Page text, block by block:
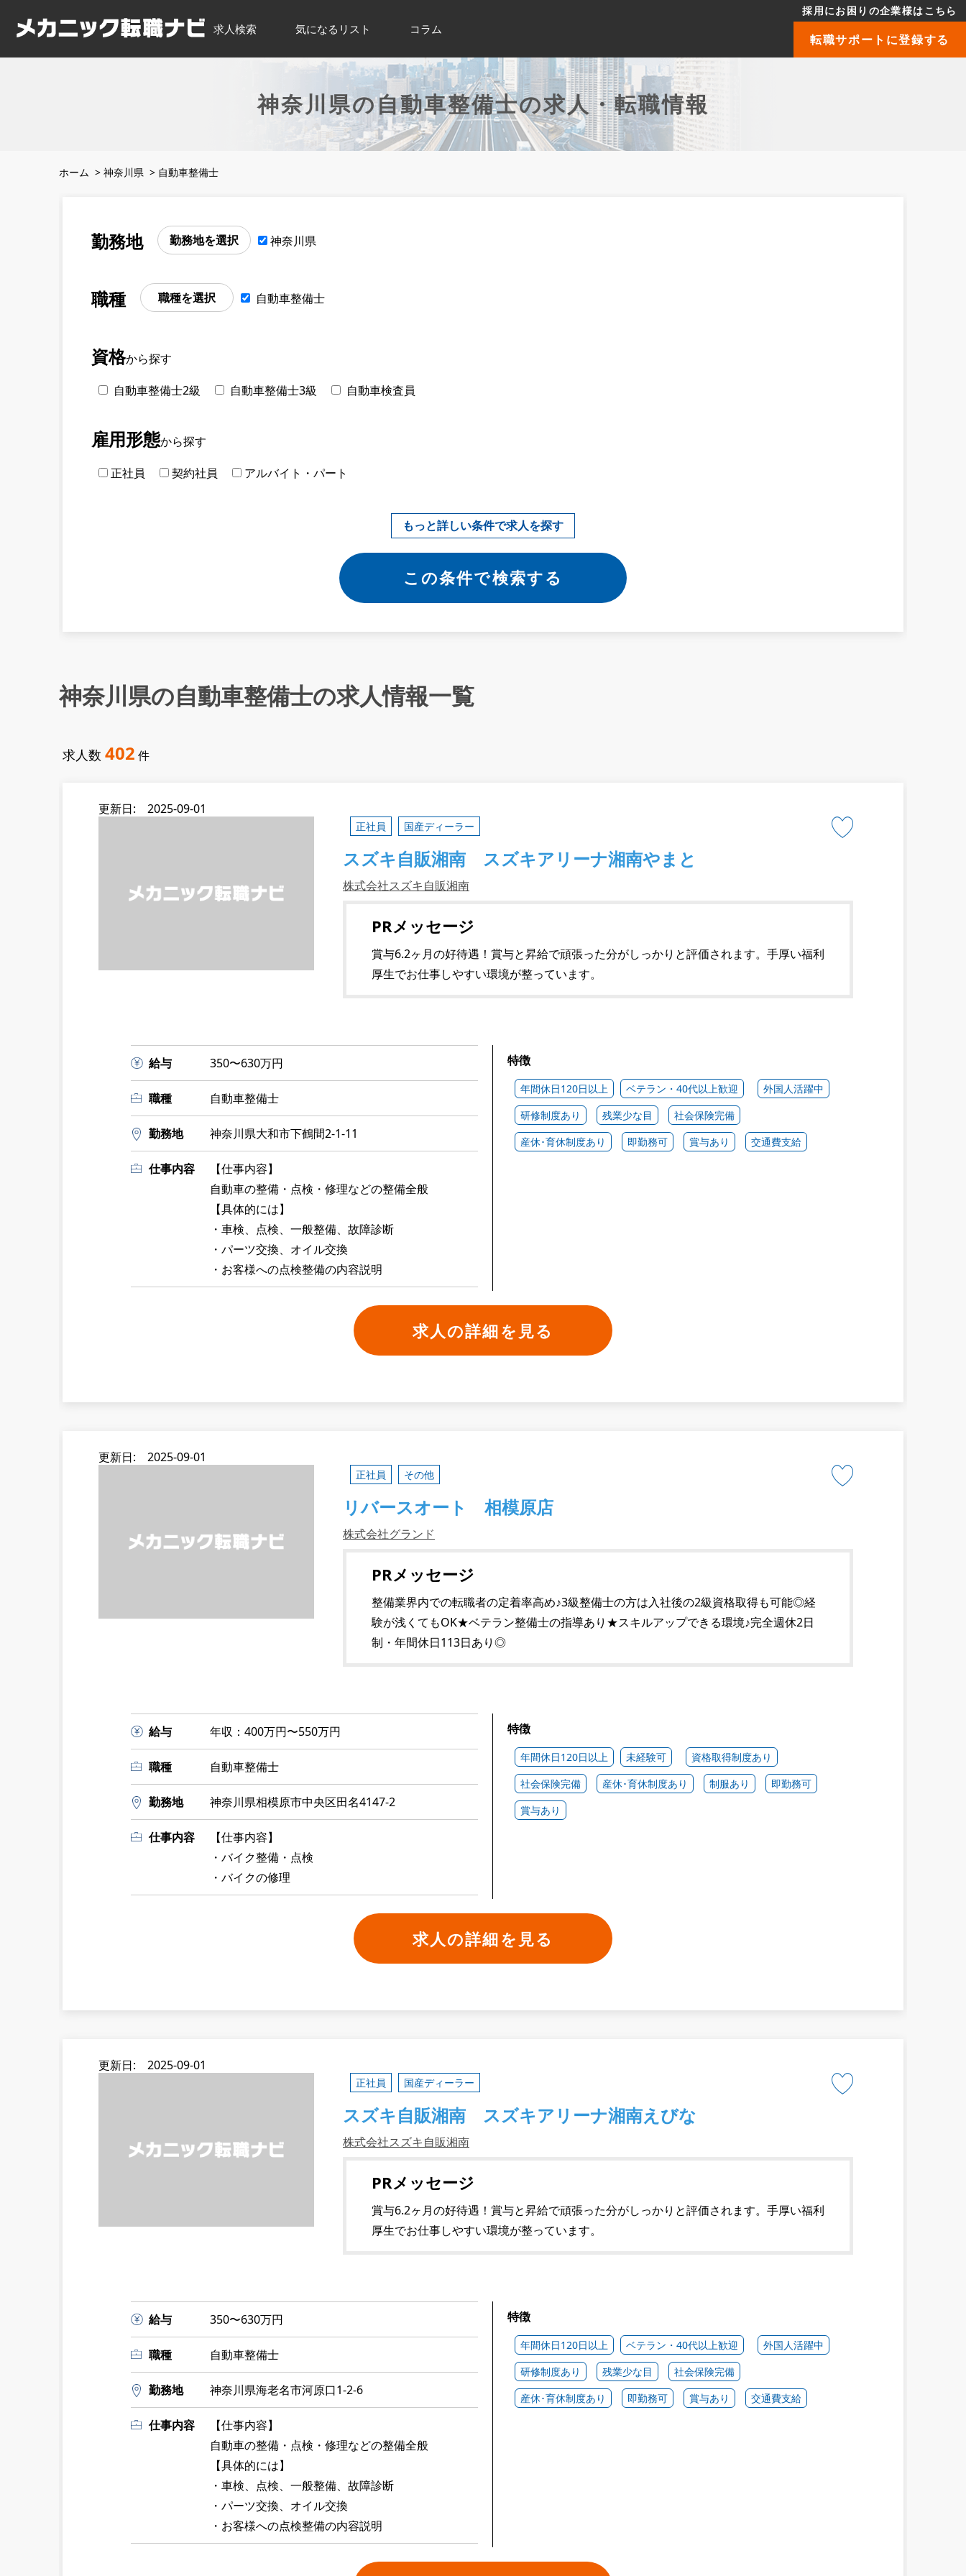
求人検索 気になるリスト コラム
採用にお困りの企業様はこちら
転職サポートに登録する
神奈川県の自動車整備士の求人・転職情報
ホーム > 神奈川県 > 自動車整備士
勤務地 勤務地を選択 神奈川県
職種 職種を選択 自動車整備士
資格から探す
自動車整備士2級
自動車整備士3級 自動車検査員
雇用形態から探す
正社員
契約社員 アルバイト・パート
神奈川県の自動車整備士の求人情報一覧
求人数 402 件
更新日: 2025-09-01
正社員 国産ディーラー
スズキ自販湘南 スズキアリーナ湘南やまと
株式会社スズキ自販湘南
PRメッセージ
賞与6.2ヶ月の好待遇！賞与と昇給で頑張った分がしっかりと評価されます。手厚い福利
厚生でお仕事しやすい環境が整っています。
給与 350〜630万円
職種 自動車整備士
勤務地 神奈川県大和市下鶴間2-1-11
仕事内容
【仕事内容】
自動車の整備・点検・修理などの整備全般
【具体的には】
・車検、点検、一般整備、故障診断
・パーツ交換、オイル交換
・お客様への点検整備の内容説明
特徴
年間休日120日以上 ベテラン・40代以上歓迎
外国人活躍中
研修制度あり
残業少な目
社会保険完備
産休･育休制度あり
即勤務可 賞与あり 交通費支給
求人の詳細を見る
更新日: 2025-09-01
正社員 その他
リバースオート 相模原店
株式会社グランド
PRメッセージ
整備業界内での転職者の定着率高め♪3級整備士の方は入社後の2級資格取得も可能◎経
験が浅くてもOK★ベテラン整備士の指導あり★スキルアップできる環境♪完全週休2日
制・年間休日113日あり◎
給与 年収：400万円〜550万円
職種 自動車整備士
勤務地 神奈川県相模原市中央区田名4147-2
仕事内容
【仕事内容】
・バイク整備・点検
・バイクの修理
特徴
年間休日120日以上 未経験可
資格取得制度あり
社会保険完備
産休･育休制度あり 制服あり
即勤務可
賞与あり
求人の詳細を見る
更新日: 2025-09-01
正社員 国産ディーラー
スズキ自販湘南 スズキアリーナ湘南えびな
株式会社スズキ自販湘南
PRメッセージ
賞与6.2ヶ月の好待遇！賞与と昇給で頑張った分がしっかりと評価されます。手厚い福利
厚生でお仕事しやすい環境が整っています。
給与 350〜630万円
職種 自動車整備士
勤務地 神奈川県海老名市河原口1-2-6
仕事内容
【仕事内容】
自動車の整備・点検・修理などの整備全般
【具体的には】
・車検、点検、一般整備、故障診断
・パーツ交換、オイル交換
・お客様への点検整備の内容説明
特徴
年間休日120日以上 ベテラン・40代以上歓迎
外国人活躍中
研修制度あり
残業少な目
社会保険完備
産休･育休制度あり
即勤務可 賞与あり 交通費支給